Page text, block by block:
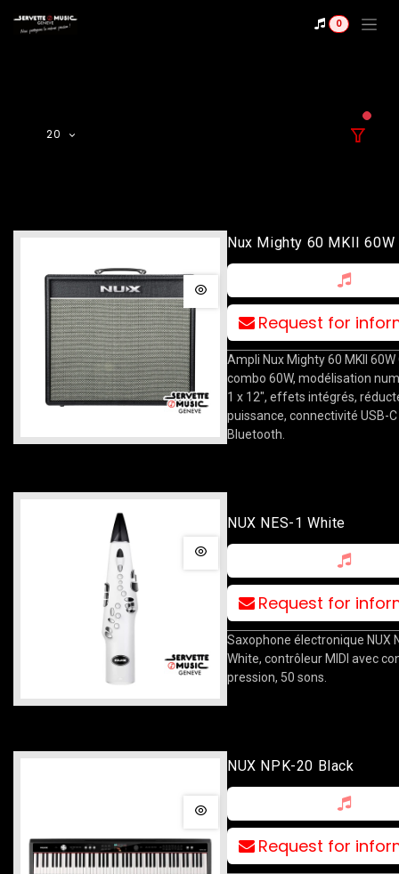
0
20
Nux Mighty 60 MKII 60W
Request for
Ampli Nux Mighty 60 MKII 60W
combo 60W, modélisation
1 x 12", effets intégrés,
puissance, connectivité USB-
Bluetooth.
NUX NES-1 White
Request for
Saxophone électronique NUX
White, contrôleur MIDI avec
pression, 50 sons.
NUX NPK-20 Black
Request for